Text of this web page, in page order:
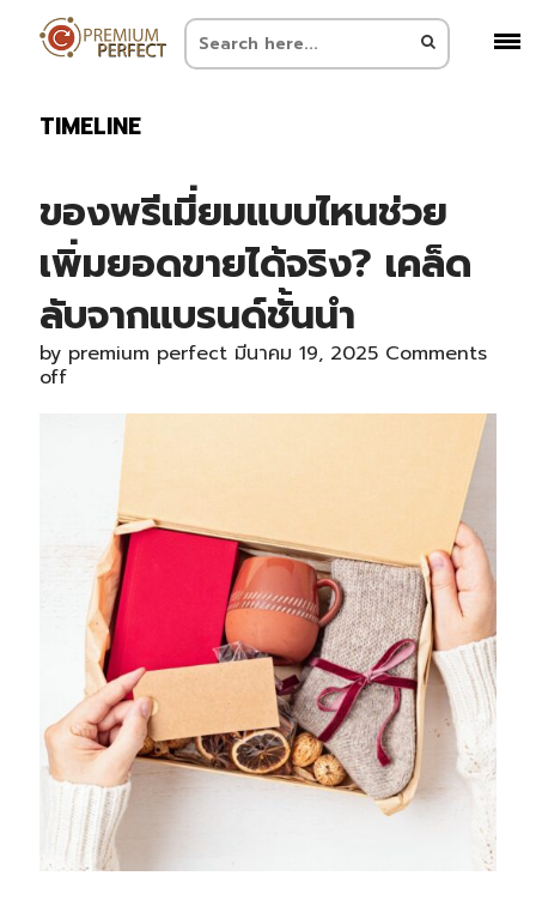
TIMELINE
ของพรีเมี่ยมแบบไหนช่วย
เพิ่มยอดขายได้จริง? เคล็ด
ลับจากแบรนด์ชั้นนำ
by premium perfect มีนาคม 19, 2025 Comments
off